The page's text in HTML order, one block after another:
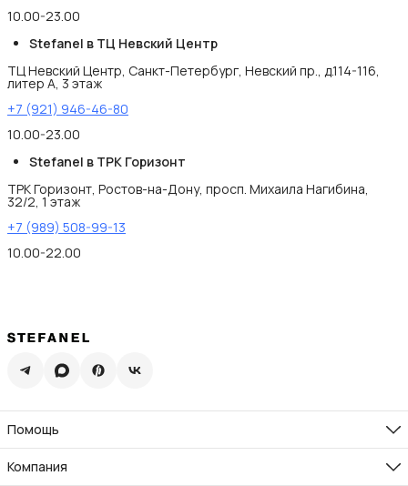
10.00-23.00
Stefanel в ТЦ Невский Центр
ТЦ Невский Центр, Санкт-Петербург, Невский пр., д.114-116,
литер А, 3 этаж
+7 (921) 946-46-80
10.00-23.00
Stefanel в ТРК Горизонт
ТРК Горизонт, Ростов-на-Дону, просп. Михаила Нагибина,
32/2, 1 этаж
+7 (989) 508-99-13
10.00-22.00
Помощь
Доставка
Возврат
Компания